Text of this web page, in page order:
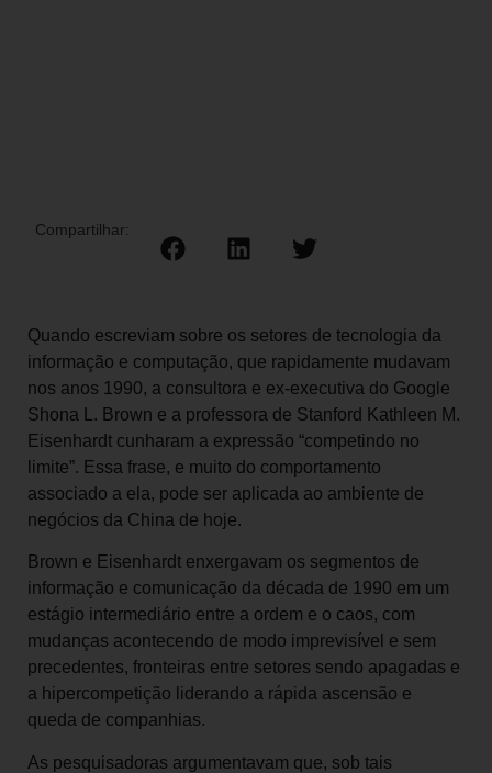
Compartilhar:
Quando escreviam sobre os setores de tecnologia da
informação e computação, que rapidamente mudavam
nos anos 1990, a consultora e ex-executiva do Google
Shona L. Brown e a professora de Stanford Kathleen M.
Eisenhardt cunharam a expressão “competindo no
limite”. Essa frase, e muito do comportamento
associado a ela, pode ser aplicada ao ambiente de
negócios da China de hoje.
Brown e Eisenhardt enxergavam os segmentos de
informação e comunicação da década de 1990 em um
estágio intermediário entre a ordem e o caos, com
mudanças acontecendo de modo imprevisível e sem
precedentes, fronteiras entre setores sendo apagadas e
a hipercompetição liderando a rápida ascensão e
queda de companhias.
As pesquisadoras argumentavam que, sob tais